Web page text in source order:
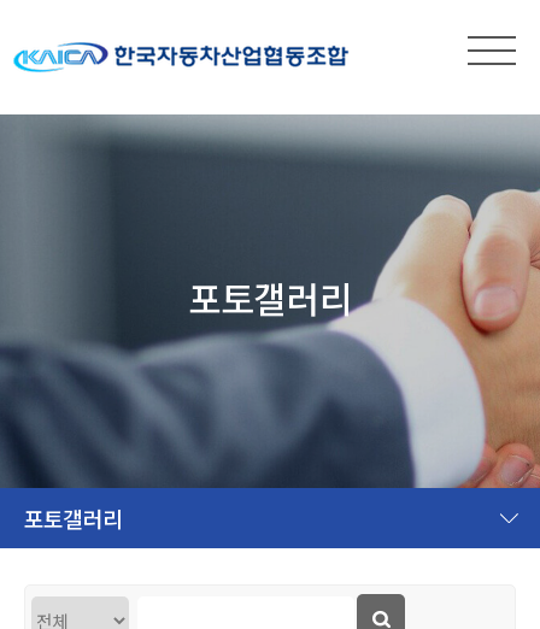
포토갤러리
포토갤러리